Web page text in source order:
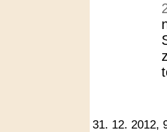
31. 12. 2012,